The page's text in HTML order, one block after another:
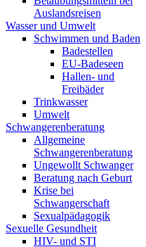
Auslandsreisen
Wasser und Umwelt
Schwimmen und Baden
Badestellen
EU-Badeseen
Hallen- und
Freibäder
Trinkwasser
Umwelt
Schwangerenberatung
Allgemeine
Schwangerenberatung
Ungewollt Schwanger
Beratung nach Geburt
Krise bei
Schwangerschaft
Sexualpädagogik
Sexuelle Gesundheit
HIV- und STI